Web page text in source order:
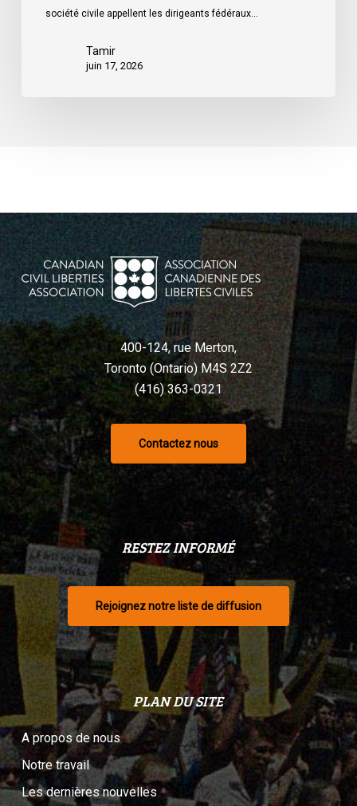
société civile appellent les dirigeants fédéraux…
Tamir
juin 17, 2026
400-124, rue Merton,
Toronto (Ontario) M4S 2Z2
(416) 363-0321
Contactez nous
RESTEZ INFORMÉ
Rejoignez notre liste de diffusion
PLAN DU SITE
A propos de nous
Notre travail
Les dernières nouvelles